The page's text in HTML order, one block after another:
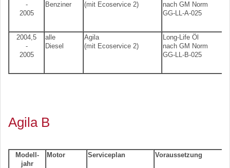
-
2005
Benziner
(mit Ecoservice 2)
nach GM Norm
GG-LL-A-025
2004,5
-
2005
alle
Diesel
Agila
(mit Ecoservice 2)
Long-Life Öl
nach GM Norm
GG-LL-B-025
Agila B
Modell-
jahr
Motor Serviceplan Voraussetzung